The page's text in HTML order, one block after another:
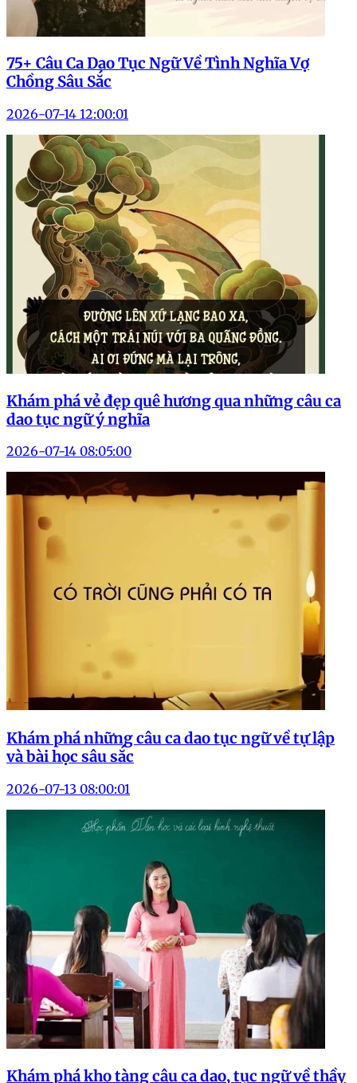
75+ Câu Ca Dao Tục Ngữ Về Tình Nghĩa Vợ
Chồng Sâu Sắc
2026-07-14 12:00:01
Khám phá vẻ đẹp quê hương qua những câu ca
dao tục ngữ ý nghĩa
2026-07-14 08:05:00
Khám phá những câu ca dao tục ngữ về tự lập
và bài học sâu sắc
2026-07-13 08:00:01
Khám phá kho tàng câu ca dao, tục ngữ về thầy